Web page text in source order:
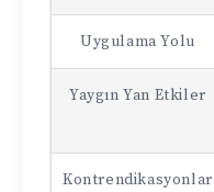
Uygulama Yolu
Yaygın Yan Etkiler
Kontrendikasyonlar